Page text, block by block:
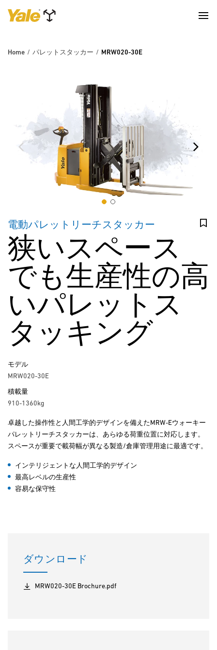
Home パレットスタッカー MRW020-30E
電動パレットリーチスタッカー
狭いスペース
でも生産性の高
いパレットス
タッキング
モデル
MRW020-30E
積載量
910-1360kg
卓越した操作性と人間工学的デザインを備えたMRW-Eウォーキー
パレットリーチスタッカーは、あらゆる荷重位置に対応します。
スペースが重要で載荷幅が異なる製造/倉庫管理用途に最適です。
インテリジェントな人間工学的デザイン
最高レベルの生産性
容易な保守性
ダウンロード
MRW020-30E Brochure.pdf